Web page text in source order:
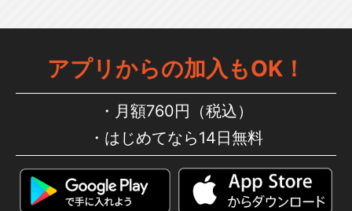
劇場版イナズマイレブンＧ
イナズマイレブン・ザ・ムー
ビー 2025
アプリからの加入もOK！
月額760円（税込）
はじめてなら14日無料